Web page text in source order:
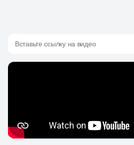
Вставьте ссылку на видео